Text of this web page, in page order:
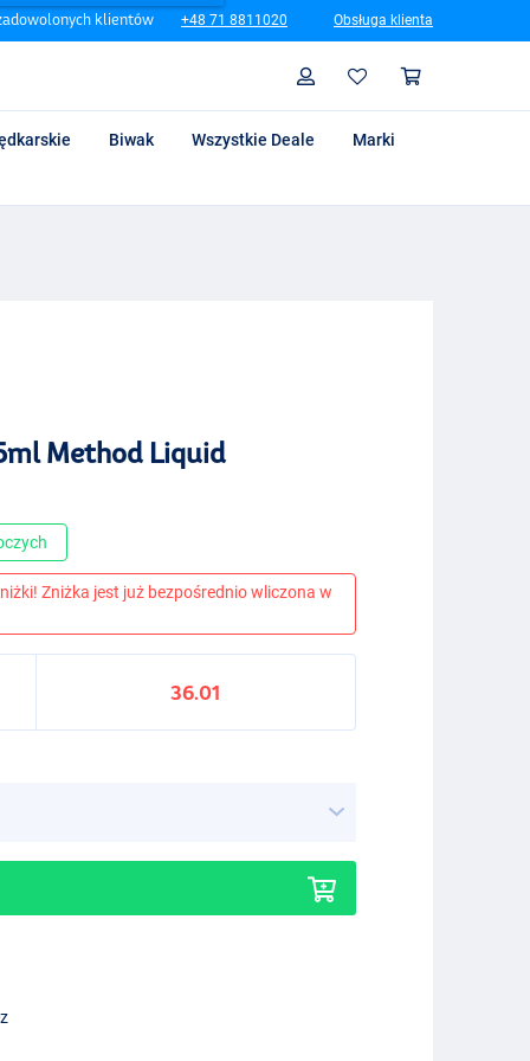
klientów +48 71 8811020 Obsługa klienta
Profil
Biwak Wszystkie Deale
Marki
Method Liquid
Zniżka jest już bezpośrednio wliczona w
36.01